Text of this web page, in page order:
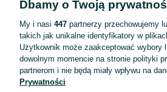
Wyróżnione ogłoszenia
Oferta dla firm
Blog
Regulamin
Polityka prywatności
Dbamy o Twoją
My i nasi 447 partnerzy przechowujemy
takich jak unikalne identyfikatory w
Użytkownik może zaakceptować
dowolnym momencie na stronie polityki
partnerom i nie będą miały wpływu na
Prywatności